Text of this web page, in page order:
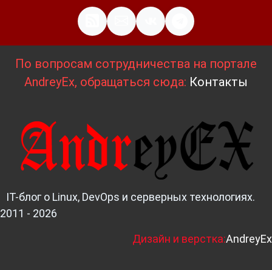
По вопросам сотрудничества на портале
AndreyEx, обращаться сюда: Контакты
IT-блог о Linux, DevOps и серверных технологиях.
2011 - 2026
Дизайн и верстка:AndreyEx